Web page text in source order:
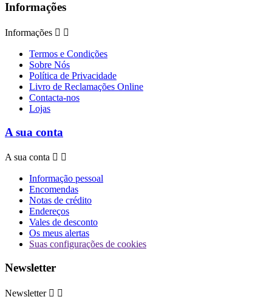
Informações
Informações  
Termos e Condições
Sobre Nós
Política de Privacidade
Livro de Reclamações Online
Contacta-nos
Lojas
A sua conta
A sua conta  
Informação pessoal
Encomendas
Notas de crédito
Endereços
Vales de desconto
Os meus alertas
Suas configurações de cookies
Newsletter
Newsletter  